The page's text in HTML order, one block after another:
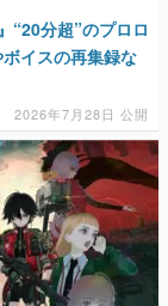
“20分超”のプロロ
イスの再集録な
2026年7月28日 公開